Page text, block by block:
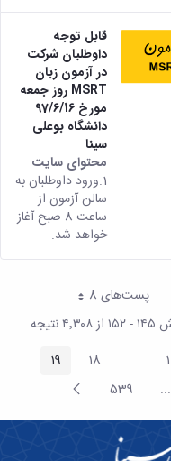
قابل توجه
داوطلبان شرکت
در آزمون زبان
MSRT روز جمعه
مورخ 97/6/16
دانشگاه بوعلی
سینا
محتوای سایت
1.ورود داوطلبان به
سالن آزمون از
ساعت 8 صبح آغاز
خواهد شد.
پست‌‌های 8هر صفحه
نتیجه
صفحه1
...
Intermediate Pages
صفحه18 صفحه19
...
Intermediate Pages
صفحه
539 صفحه
بعد